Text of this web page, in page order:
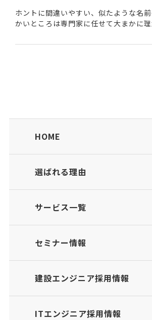
ホントに間違いやすい、似たような名
かいところは専門家に任せて大まかに
能実習】１９９３年なので、２５年以
HOME
選ばれる理由
サービス一覧
セミナー情報
建設エンジニア採用情報
ITエンジニア採用情報